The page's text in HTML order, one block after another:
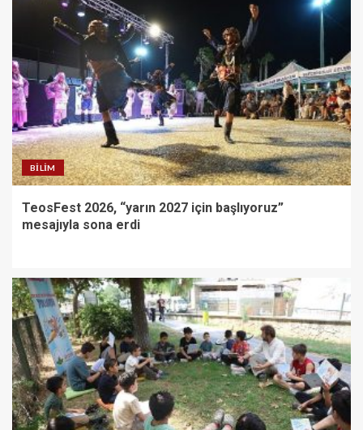
BILIM
TeosFest 2026, “yarın 2027 için başlıyoruz”
mesajıyla sona erdi